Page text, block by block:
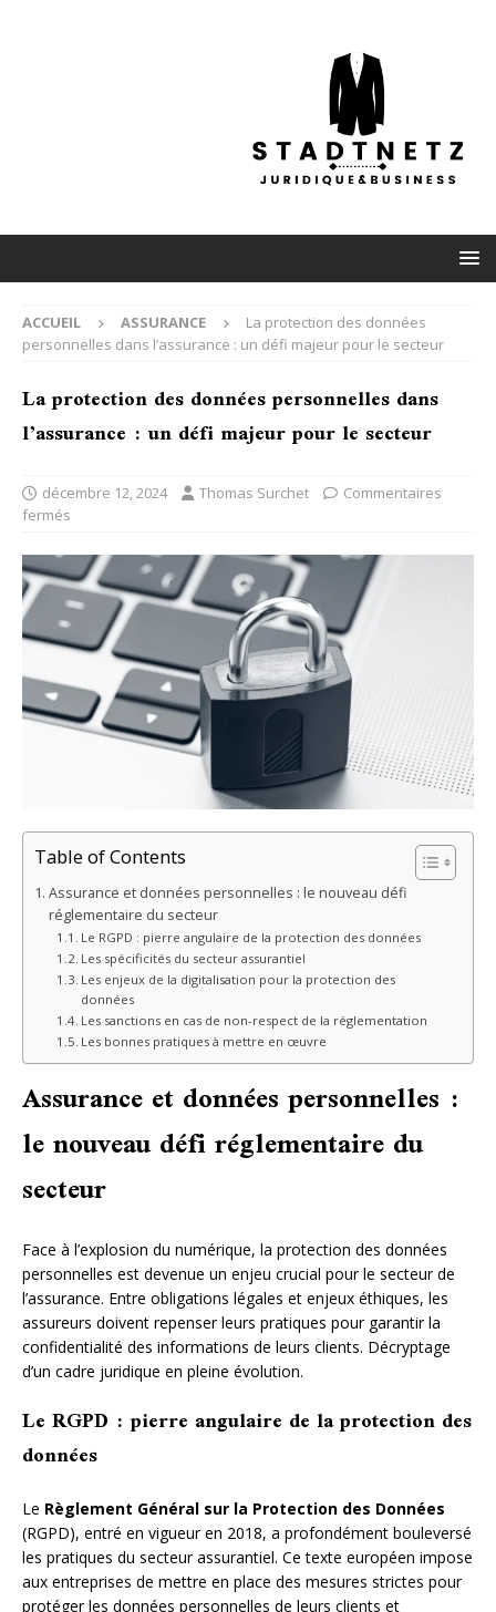
ACCUEIL ASSURANCE
La protection des données
personnelles dans l’assurance : un défi majeur pour le secteur
La protection des données personnelles dans
l’assurance : un défi majeur pour le secteur
décembre 12, 2024 Thomas Surchet
Commentaires
fermés
Table of Contents
Assurance et données personnelles : le nouveau défi
réglementaire du secteur
Le RGPD : pierre angulaire de la protection des données
Les spécificités du secteur assurantiel
Les enjeux de la digitalisation pour la protection des
données
Les sanctions en cas de non-respect de la réglementation
Les bonnes pratiques à mettre en œuvre
Assurance et données personnelles :
le nouveau défi réglementaire du
secteur
Face à l’explosion du numérique, la protection des données
personnelles est devenue un enjeu crucial pour le secteur de
l’assurance. Entre obligations légales et enjeux éthiques, les
assureurs doivent repenser leurs pratiques pour garantir la
confidentialité des informations de leurs clients. Décryptage
d’un cadre juridique en pleine évolution.
Le RGPD : pierre angulaire de la protection des
données
Le Règlement Général sur la Protection des Données
(RGPD), entré en vigueur en 2018, a profondément bouleversé
les pratiques du secteur assurantiel. Ce texte européen impose
aux entreprises de mettre en place des mesures strictes pour
protéger les données personnelles de leurs clients et